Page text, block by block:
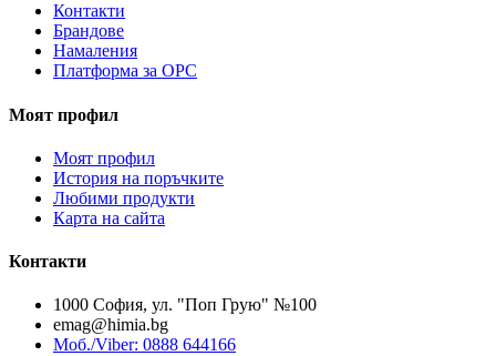
Контакти
Брандове
Намаления
Платформа за ОРС
Моят профил
Моят профил
История на поръчките
Любими продукти
Карта на сайта
Контакти
1000 София, ул. "Поп Грую" №100
emag@himia.bg
Моб./Viber: 0888 644166